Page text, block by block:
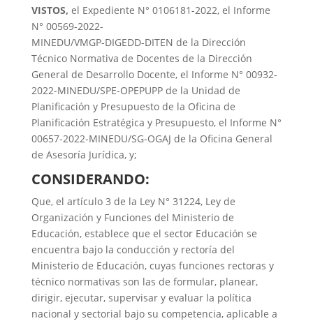
VISTOS, el Expediente N° 0106181-2022, el Informe
N° 00569-2022-
MINEDU/VMGP-DIGEDD-DITEN de la Dirección
Técnico Normativa de Docentes de la Dirección
General de Desarrollo Docente, el Informe N° 00932-
2022-MINEDU/SPE-OPEPUPP de la Unidad de
Planificación y Presupuesto de la Oficina de
Planificación Estratégica y Presupuesto, el Informe N°
00657-2022-MINEDU/SG-OGAJ de la Oficina General
de Asesoría Jurídica, y;
CONSIDERANDO:
Que, el artículo 3 de la Ley N° 31224, Ley de
Organización y Funciones del Ministerio de
Educación, establece que el sector Educación se
encuentra bajo la conducción y rectoría del
Ministerio de Educación, cuyas funciones rectoras y
técnico normativas son las de formular, planear,
dirigir, ejecutar, supervisar y evaluar la política
nacional y sectorial bajo su competencia, aplicable a